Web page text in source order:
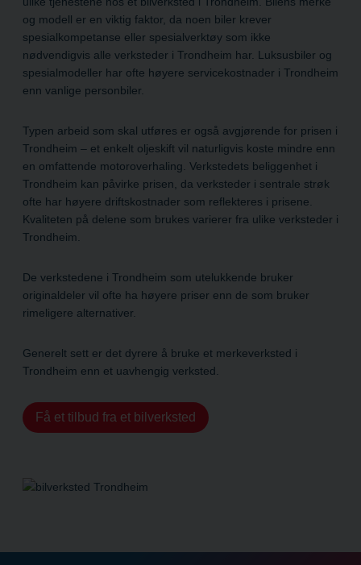
og modell er en viktig faktor, da noen biler krever
spesialkompetanse eller spesialverktøy som ikke
nødvendigvis alle verksteder i Trondheim har. Luksusbiler og
spesialmodeller har ofte høyere servicekostnader i Trondheim
enn vanlige personbiler.
Typen arbeid som skal utføres er også avgjørende for prisen i
Trondheim – et enkelt oljeskift vil naturligvis koste mindre enn
en omfattende motoroverhaling. Verkstedets beliggenhet i
Trondheim kan påvirke prisen, da verksteder i sentrale strøk
ofte har høyere driftskostnader som reflekteres i prisene.
Kvaliteten på delene som brukes varierer fra ulike verksteder i
Trondheim.
De verkstedene i Trondheim som utelukkende bruker
originaldeler vil ofte ha høyere priser enn de som bruker
rimeligere alternativer.
Generelt sett er det dyrere å bruke et merkeverksted i
Trondheim enn et uavhengig verksted.
Få et tilbud fra et bilverksted